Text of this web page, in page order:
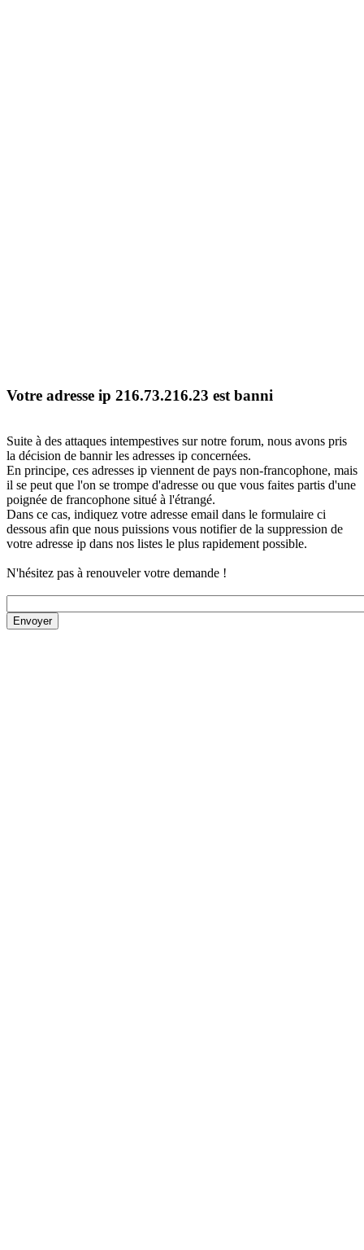
Votre adresse ip 216.73.216.23 est banni
Suite à des attaques intempestives sur notre forum, nous avons pris
la décision de bannir les adresses ip concernées.
En principe, ces adresses ip viennent de pays non-francophone, mais
il se peut que l'on se trompe d'adresse ou que vous faites partis d'une
poignée de francophone situé à l'étrangé.
Dans ce cas, indiquez votre adresse email dans le formulaire ci
dessous afin que nous puissions vous notifier de la suppression de
votre adresse ip dans nos listes le plus rapidement possible.
N'hésitez pas à renouveler votre demande !